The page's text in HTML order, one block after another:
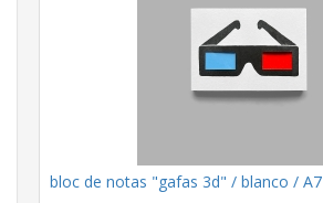
bloc de notas "gafas 3d" / blanco / A7